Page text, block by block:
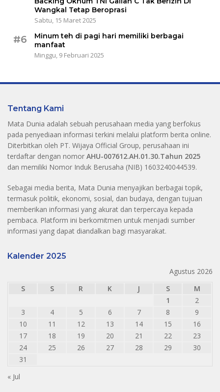
Wangkal Tetap Beroprasi
Sabtu, 15 Maret 2025
#6
Minum teh di pagi hari memiliki berbagai
manfaat
Minggu, 9 Februari 2025
Tentang Kami
Mata Dunia adalah sebuah perusahaan media yang berfokus
pada penyediaan informasi terkini melalui platform berita online.
Diterbitkan oleh PT. Wijaya Official Group, perusahaan ini
terdaftar dengan nomor AHU-007612.AH.01.30.Tahun 2025
dan memiliki Nomor Induk Berusaha (NIB) 1603240044539.
Sebagai media berita, Mata Dunia menyajikan berbagai topik,
termasuk politik, ekonomi, sosial, dan budaya, dengan tujuan
memberikan informasi yang akurat dan terpercaya kepada
pembaca. Platform ini berkomitmen untuk menjadi sumber
informasi yang dapat diandalkan bagi masyarakat.
Kalender 2025
Agustus 2026
S
S R K J S
M
1
2
3
4 5 6 7 8
9
10
11 12 13 14 15
16
17
18 19 20 21 22
23
24
25 26 27 28 29
30
31
« Jul